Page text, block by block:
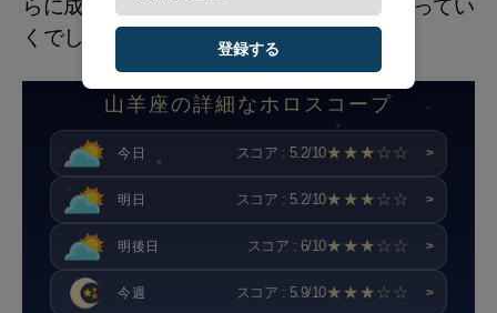
らに成長していくためのエネルギーに変わってい
くでしょう。
山羊座の詳細なホロスコープ
今日 スコア : 5.2/10★★★☆☆ >
明日 スコア : 5.2/10★★★☆☆ >
明後日 スコア : 6/10★★★☆☆ >
今週 スコア : 5.9/10★★★☆☆ >
登録する